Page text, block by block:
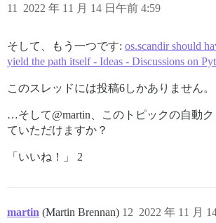
2022 年 11 月 14 日午前 4:59
11
そして、もう一つです: os.scandir should
yield the path itself - Ideas - Discussions on
このスレッドには投稿6しかありません。
…そして@martin、このトピックの自動
ていただけますか？
「いいね！」 2
martin (Martin Brennan) 2022 年 11 月
12